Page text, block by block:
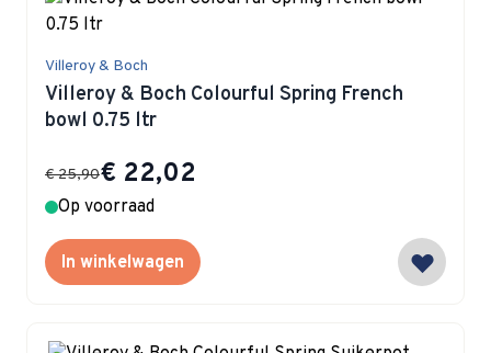
Villeroy & Boch
Villeroy & Boch Colourful Spring French
bowl 0.75 ltr
Special Price
€ 22,02
€ 25,90
Op voorraad
In winkelwagen